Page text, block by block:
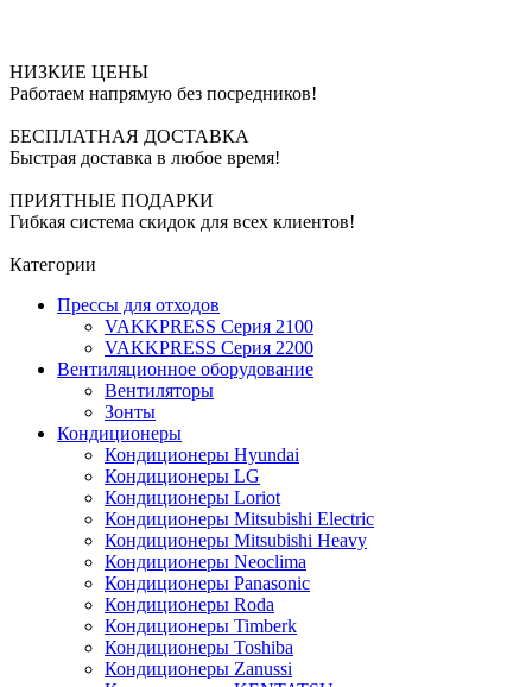
НИЗКИЕ ЦЕНЫ
Работаем напрямую без посредников!
БЕСПЛАТНАЯ ДОСТАВКА
Быстрая доставка в любое время!
ПРИЯТНЫЕ ПОДАРКИ
Гибкая система скидок для всех клиентов!
Категории
Прессы для отходов
VAKKPRESS Серия 2100
VAKKPRESS Серия 2200
Вентиляционное оборудование
Вентиляторы
Зонты
Кондиционеры
Кондиционеры Hyundai
Кондиционеры LG
Кондиционеры Loriot
Кондиционеры Mitsubishi Electric
Кондиционеры Mitsubishi Heavy
Кондиционеры Neoclima
Кондиционеры Panasonic
Кондиционеры Roda
Кондиционеры Timberk
Кондиционеры Toshiba
Кондиционеры Zanussi